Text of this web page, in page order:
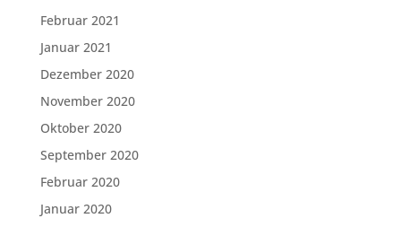
Februar 2021
Januar 2021
Dezember 2020
November 2020
Oktober 2020
September 2020
Februar 2020
Januar 2020